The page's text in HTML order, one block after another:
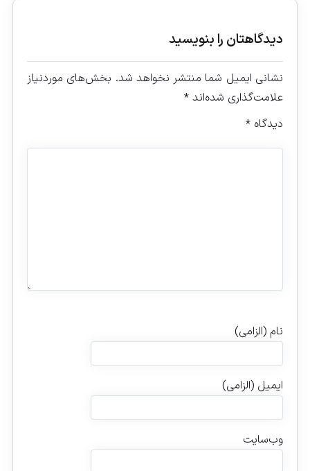
دیدگاهتان را بنویسید
نشانی ایمیل شما منتشر نخواهد شد. بخش‌های موردنیاز
علامت‌گذاری شده‌اند *
دیدگاه *
نام (الزامی)
ایمیل (الزامی)
وب‌سایت